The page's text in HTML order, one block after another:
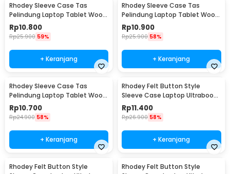
Rhodey Sleeve Case Tas
Pelindung Laptop Tablet Wool
Felt 11 Inch - DA98
Rp10.800
Rp25.900 59%
+ Keranjang
Rhodey Sleeve Case Tas
Pelindung Laptop Tablet Wool
Felt 15 Inch - DA98
Rp10.900
Rp25.900 58%
+ Keranjang
Rhodey Sleeve Case Tas
Pelindung Laptop Tablet Wool
Felt 13 Inch - DA98
Rp10.700
Rp24.900 58%
+ Keranjang
Rhodey Felt Button Style
Sleeve Case Laptop Ultrabook
11 Inch - DA58
Rp11.400
Rp26.900 58%
+ Keranjang
Rhodey Felt Button Style
Rhodey Felt Button Style